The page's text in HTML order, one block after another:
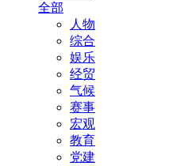
全部
人物
综合
娱乐
经贸
气候
赛事
宏观
教育
党建